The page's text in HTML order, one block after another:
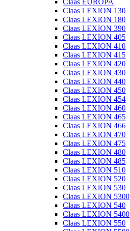
Claas EUROPA
Claas LEXION 130
Claas LEXION 180
Claas LEXION 390
Claas LEXION 405
Claas LEXION 410
Claas LEXION 415
Claas LEXION 420
Claas LEXION 430
Claas LEXION 440
Claas LEXION 450
Claas LEXION 454
Claas LEXION 460
Claas LEXION 465
Claas LEXION 466
Claas LEXION 470
Claas LEXION 475
Claas LEXION 480
Claas LEXION 485
Claas LEXION 510
Claas LEXION 520
Claas LEXION 530
Claas LEXION 5300
Claas LEXION 540
Claas LEXION 5400
Claas LEXION 550